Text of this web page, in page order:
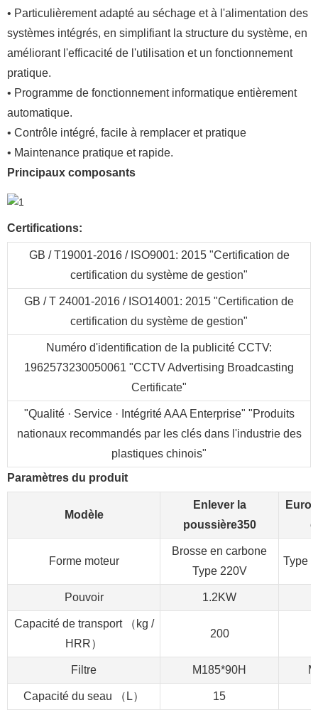
• Particulièrement adapté au séchage et à l'alimentation des
systèmes intégrés, en simplifiant la structure du système, en
améliorant l'efficacité de l'utilisation et un fonctionnement
pratique.
• Programme de fonctionnement informatique entièrement
automatique.
• Contrôle intégré, facile à remplacer et pratique
• Maintenance pratique et rapide.
Principaux composants
Certifications:
GB / T19001-2016 / ISO9001: 2015 "Certification de
certification du système de gestion"
GB / T 24001-2016 / ISO14001: 2015 "Certification de
certification du système de gestion"
Numéro d'identification de la publicité CCTV:
1962573230050061 "CCTV Advertising Broadcasting
Certificate"
"Qualité · Service · Intégrité AAA Enterprise" "Produits
nationaux recommandés par les clés dans l'industrie des
plastiques chinois"
Paramètres du produit
Modèle
Enlever la
poussière350
Forme moteur
Brosse en carbone
Type 220V
Type
Pouvoir 1.2KW
Capacité de transport （kg /
HRR）
200
Filtre M185*90H
Capacité du seau （L） 15